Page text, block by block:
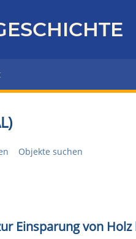
Objekte suchen
Einsparung von